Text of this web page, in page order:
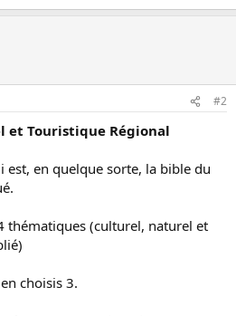
#2
et Touristique Régional
en quelque sorte, la bible du
thématiques (culturel, naturel et
choisis 3.